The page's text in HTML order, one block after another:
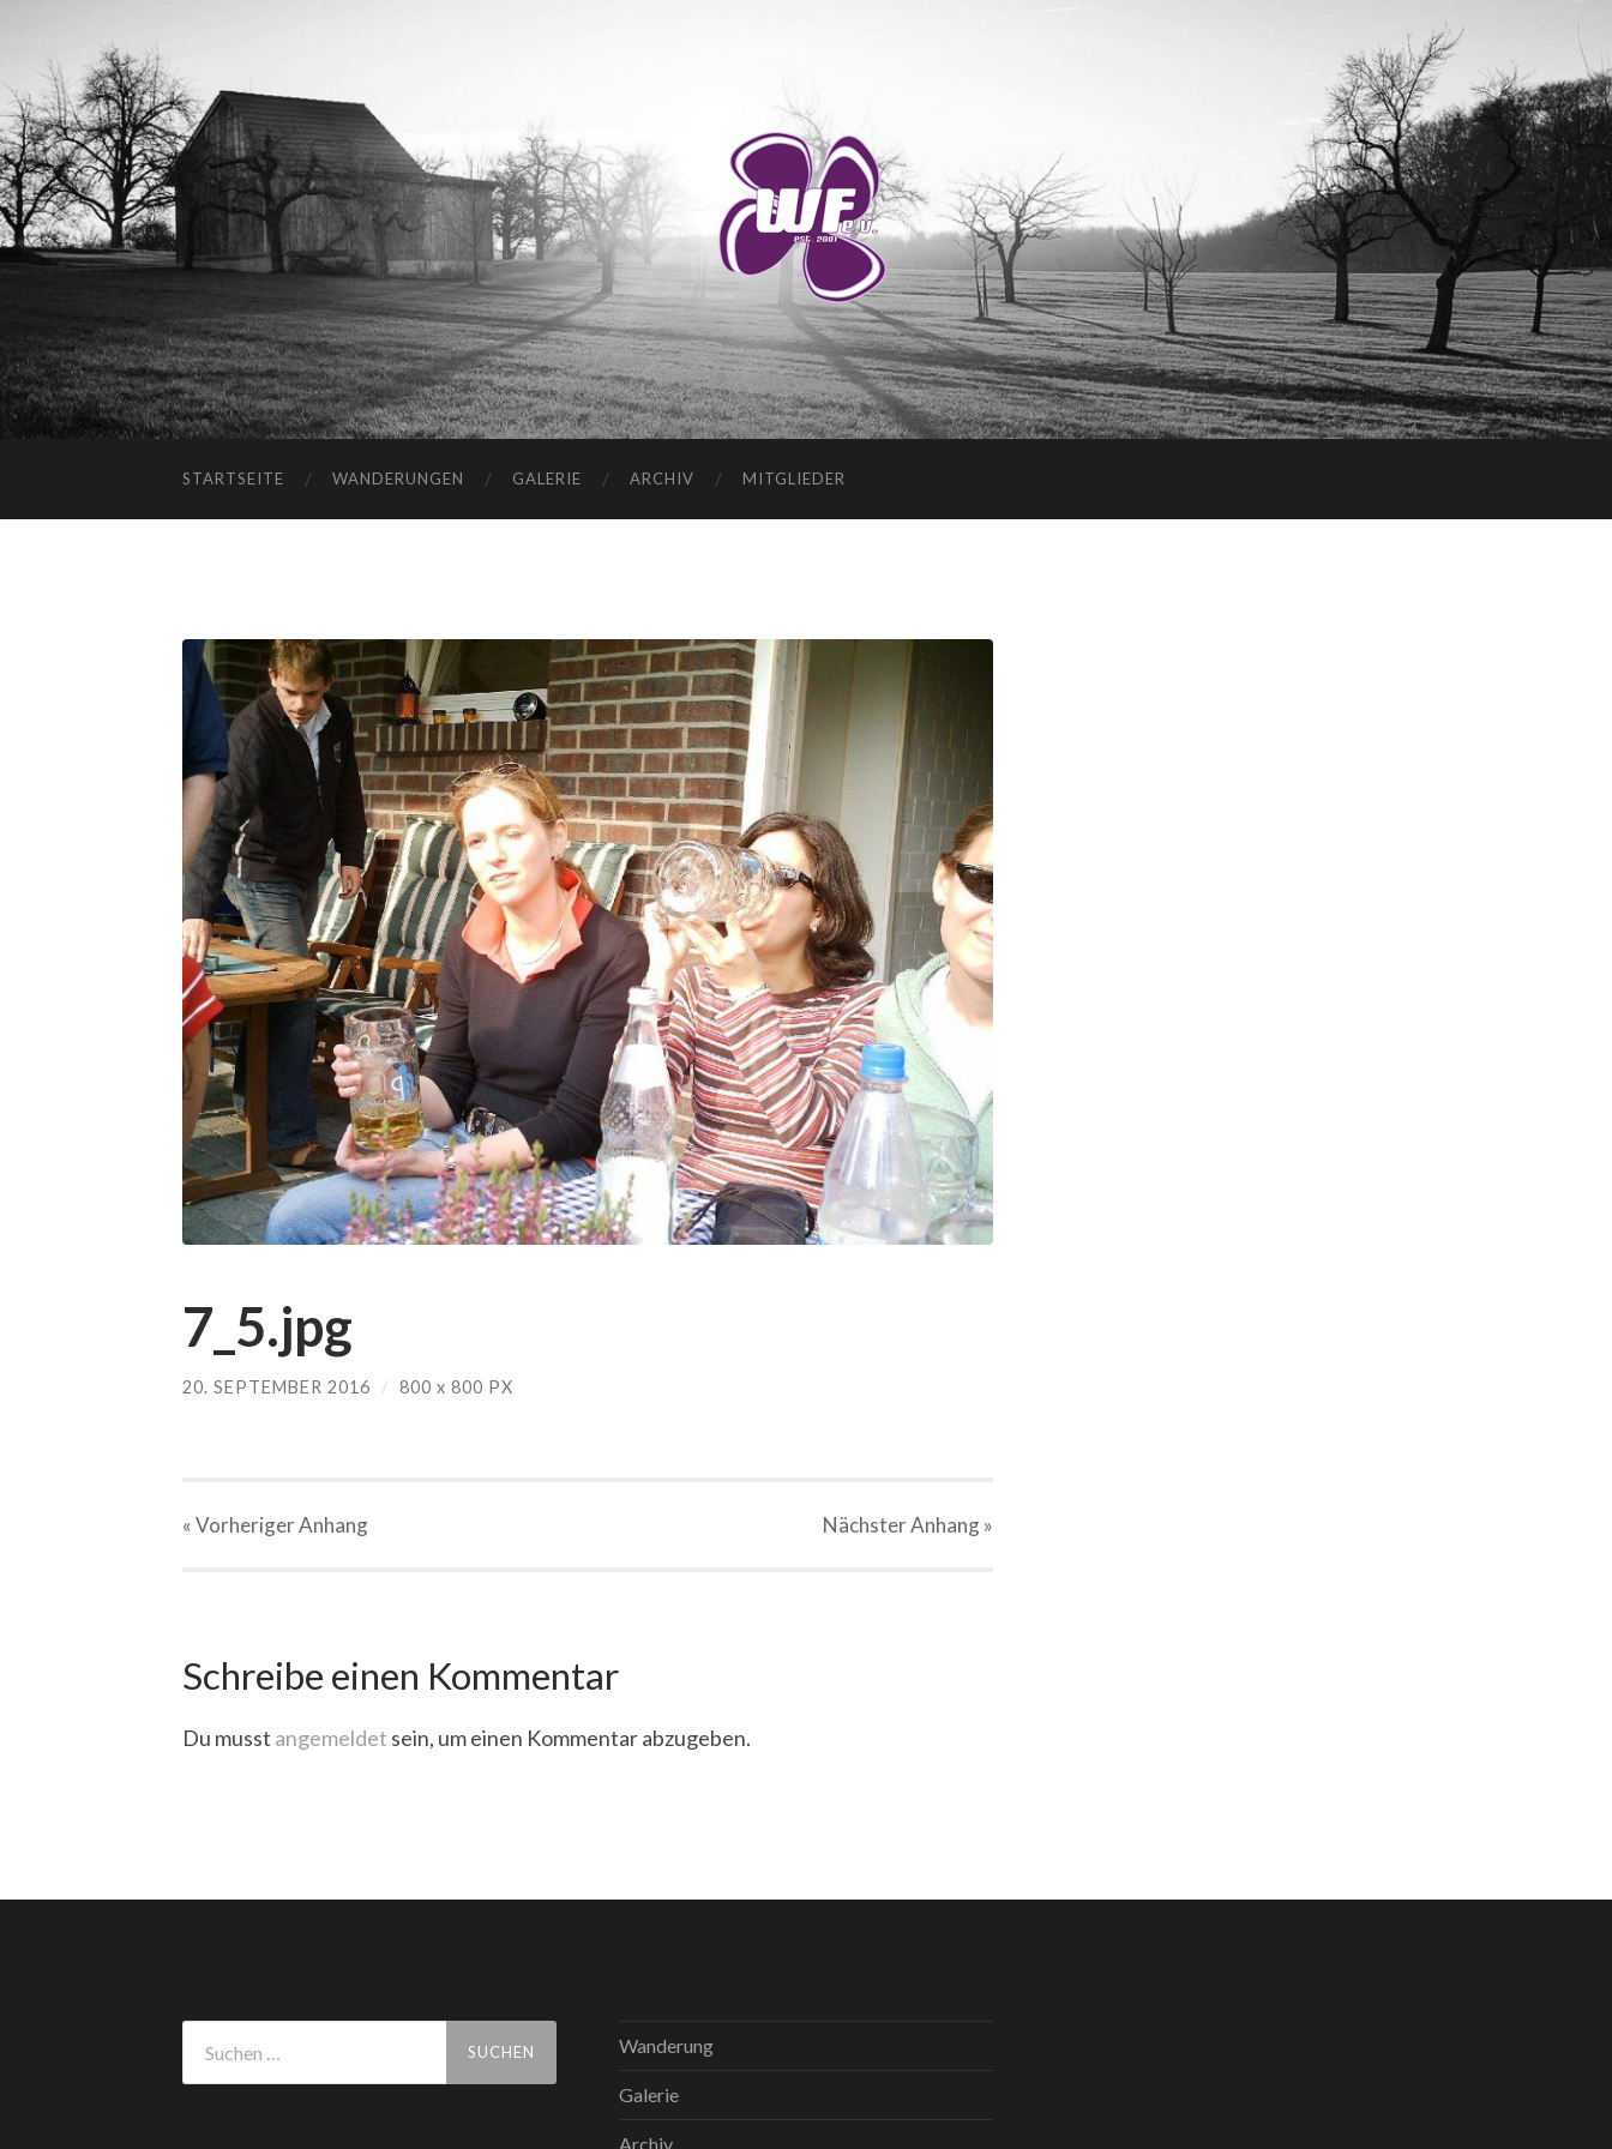
WANDERVEREIN
WUSCHIGER
FLIEDER
E.V.
STARTSEITE WANDERUNGEN GALERIE ARCHIV MITGLIEDER
7_5.jpg
20. SEPTEMBER 2016 / 800 x 800 PX
« VorherigerAnhang NächsterAnhang»
Schreibe einen Kommentar
Du musst angemeldet sein, um einen Kommentar abzugeben.
nach:
Wanderung
Galerie
Archiv